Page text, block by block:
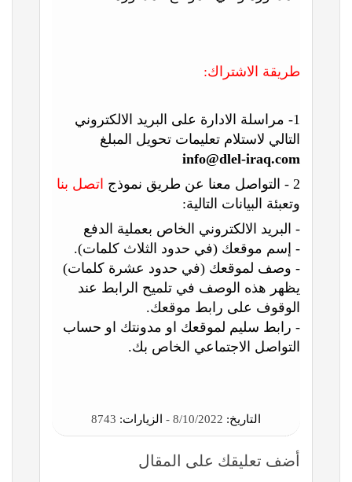
طريقة الاشتراك:
1- مراسلة الادارة على البريد الالكتروني
التالي لاستلام تعليمات تحويل المبلغ
info@dlel-iraq.com
2 - التواصل معنا عن طريق نموذج
اتصل بنا
وتعبئة البيانات التالية:
- البريد الالكتروني الخاص بعملية الدفع
- إسم موقعك (في حدود الثلاث كلمات).
- وصف لموقعك (في حدود عشرة كلمات)
يظهر هذه الوصف في تلميح الرابط عند
الوقوف على رابط موقعك.
- رابط سليم لموقعك او مدونتك او حساب
التواصل الاجتماعي الخاص بك.
التاريخ: الزيارات:
أضف تعليقك على المقال